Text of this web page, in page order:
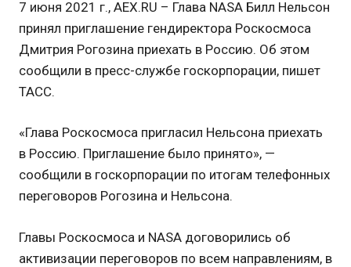
7 июня 2021 г., AEX.RU – Глава NASA Билл Нельсон
принял приглашение гендиректора Роскосмоса
Дмитрия Рогозина приехать в Россию. Об этом
сообщили в пресс-службе госкорпорации, пишет
ТАСС.
«Глава Роскосмоса пригласил Нельсона приехать
в Россию. Приглашение было принято», —
сообщили в госкорпорации по итогам телефонных
переговоров Рогозина и Нельсона.
Главы Роскосмоса и NASA договорились об
активизации переговоров по всем направлениям, в